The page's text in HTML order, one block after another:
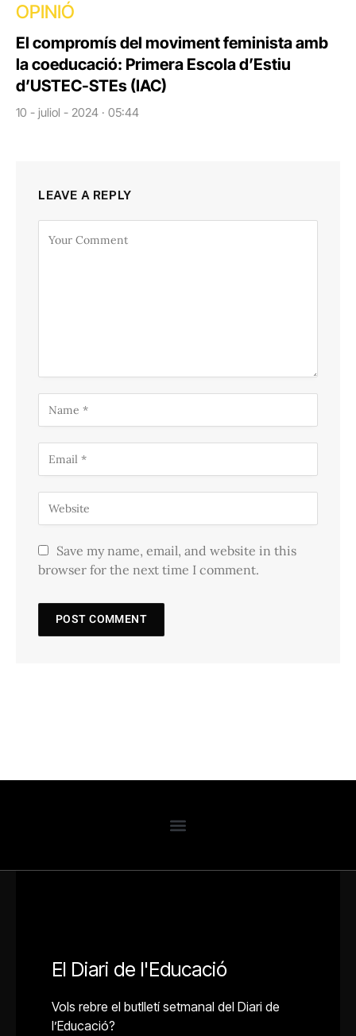
OPINIÓ
El compromís del moviment feminista amb
la coeducació: Primera Escola d’Estiu
d’USTEC-STEs (IAC)
10 - juliol - 2024 · 05:44
LEAVE A REPLY
Save my name, email, and website in this
browser for the next time I comment.